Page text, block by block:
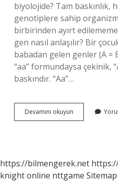
biyolojide? Tam
genotiplere sahip
birbirinden ayırt
gen nasıl anlaşılır? Bir
babadan gelen genler (A =
“aa” formundaysa çekinik,
baskındır. “Aa”…
Devamını okuyun
Baskın
https://bilmengerek.net
knight online nttgame Sitemap